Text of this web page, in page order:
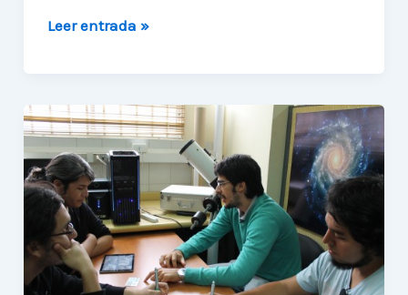
Miembro
FIC-
R
de
Astroingeniería
recibe
capacitación
en
Leer entrada »